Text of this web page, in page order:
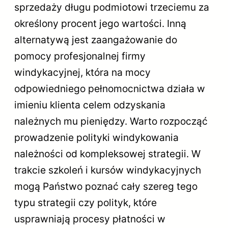
sprzedaży długu podmiotowi trzeciemu za
określony procent jego wartości. Inną
alternatywą jest zaangażowanie do
pomocy profesjonalnej firmy
windykacyjnej, która na mocy
odpowiedniego pełnomocnictwa działa w
imieniu klienta celem odzyskania
należnych mu pieniędzy. Warto rozpocząć
prowadzenie polityki windykowania
należności od kompleksowej strategii. W
trakcie szkoleń i kursów windykacyjnych
mogą Państwo poznać cały szereg tego
typu strategii czy polityk, które
usprawniają procesy płatności w